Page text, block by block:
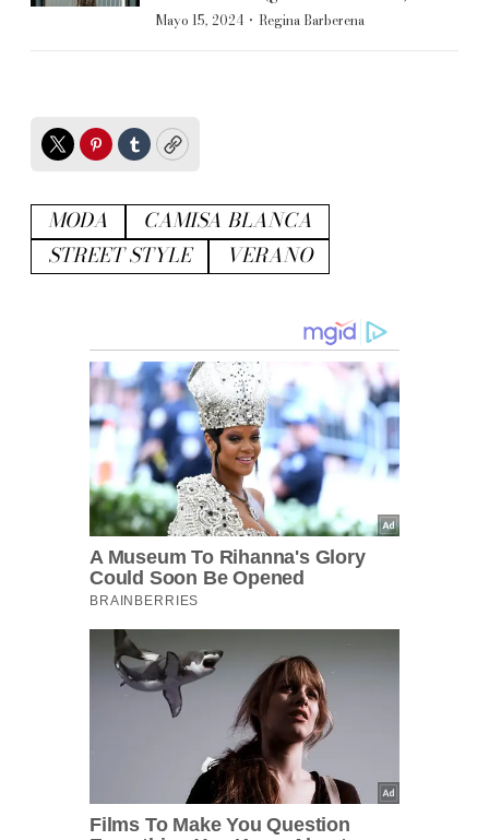
Mayo 15, 2024 · Regina Barberena
TwitterPinterest
TumblrCopy
MODA
CAMISA BLANCA
STREET STYLE
VERANO